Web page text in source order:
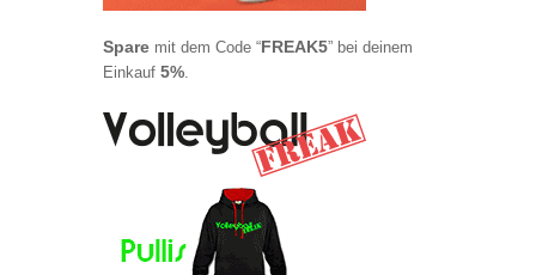
Spare mit dem Code “FREAK5” bei deinem
Einkauf 5%